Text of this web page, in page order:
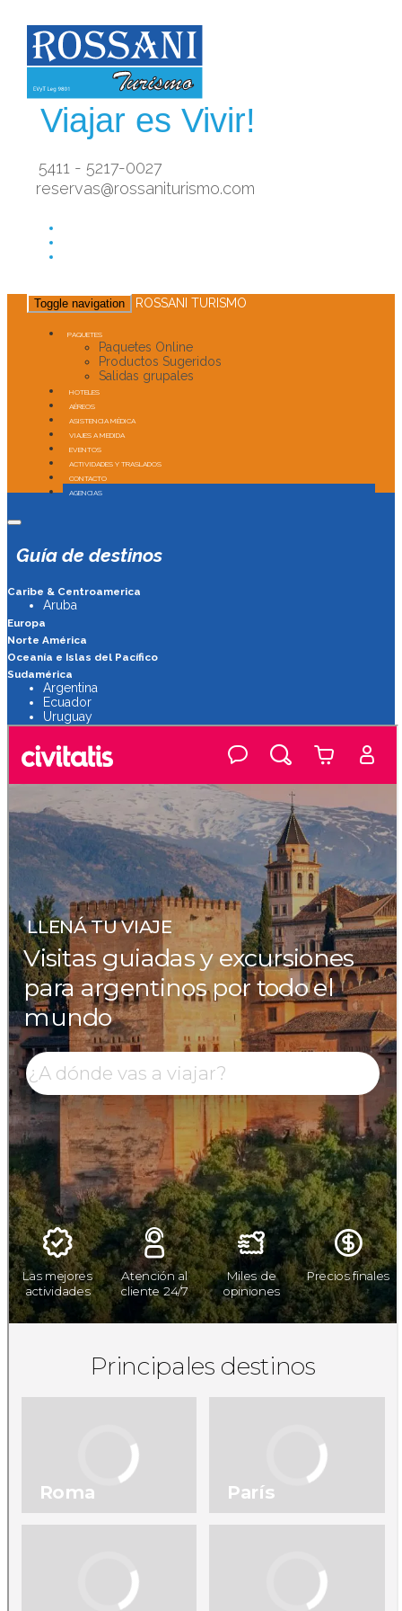
Viajar es Vivir!
5411 - 5217-0027
reservas@rossaniturismo.com
Toggle navigation ROSSANI TURISMO
PAQUETES
Paquetes Online
Productos Sugeridos
Salidas grupales
HOTELES
AÉREOS
ASISTENCIA MÉDICA
VIAJES A MEDIDA
EVENTOS
ACTIVIDADES Y TRASLADOS
CONTACTO
AGENCIAS
Guía de destinos
Caribe & Centroamerica
Aruba
Europa
Norte América
Oceanía e Islas del Pacífico
Sudamérica
Argentina
Ecuador
Uruguay